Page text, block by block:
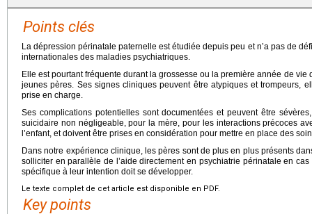
Points clés
La dépression périnatale paternelle est étudiée depuis peu et n’a pas de
internationales des maladies psychiatriques.
Elle est pourtant fréquente durant la grossesse ou la première année de vie
jeunes pères. Ses signes cliniques peuvent être atypiques et trompeurs,
prise en charge.
Ses complications potentielles sont documentées et peuvent être
suicidaire non négligeable, pour la mère, pour les interactions précoces
l’enfant, et doivent être prises en considération pour mettre en place des
Dans notre expérience clinique, les pères sont de plus en plus présents
solliciter en parallèle de l’aide directement en psychiatrie périnatale en
spécifique à leur intention doit se développer.
Le texte complet de cet article est disponible en PDF.
Key points